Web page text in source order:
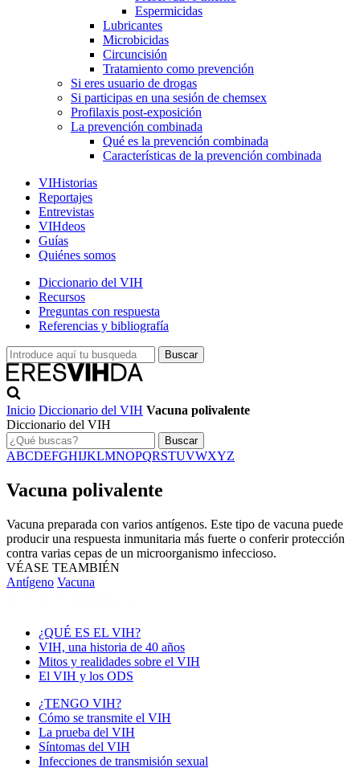
Espermicidas
Lubricantes
Microbicidas
Circuncisión
Tratamiento como prevención
Si eres usuario de drogas
Si participas en una sesión de chemsex
Profilaxis post-exposición
La prevención combinada
Qué es la prevención combinada
Características de la prevención combinada
VIHistorias
Reportajes
Entrevistas
VIHdeos
Guías
Quiénes somos
Diccionario del VIH
Recursos
Preguntas con respuesta
Referencias y bibliografía
Inicio Diccionario del VIH Vacuna polivalente
Diccionario del VIH
Buscar
ABCDEFGHIJKLMNOPQRSTUVWXYZ
Vacuna polivalente
Vacuna preparada con varios antígenos. Este tipo de vacuna puede
producir una respuesta inmunitaria más fuerte o conferir protección
contra varias cepas de un microorganismo infeccioso.
VÉASE TEAMBIÉN
Antígeno Vacuna
¿QUÉ ES EL VIH?
VIH, una historia de 40 años
Mitos y realidades sobre el VIH
El VIH y los ODS
¿TENGO VIH?
Cómo se transmite el VIH
La prueba del VIH
Síntomas del VIH
Infecciones de transmisión sexual